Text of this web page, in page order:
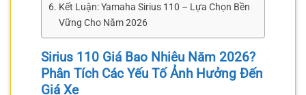
Kết Luận: Yamaha Sirius 110 – Lựa Chọn Bền
Vững Cho Năm 2026
Sirius 110 Giá Bao Nhiêu Năm 2026?
Phân Tích Các Yếu Tố Ảnh Hưởng Đến
Giá Xe